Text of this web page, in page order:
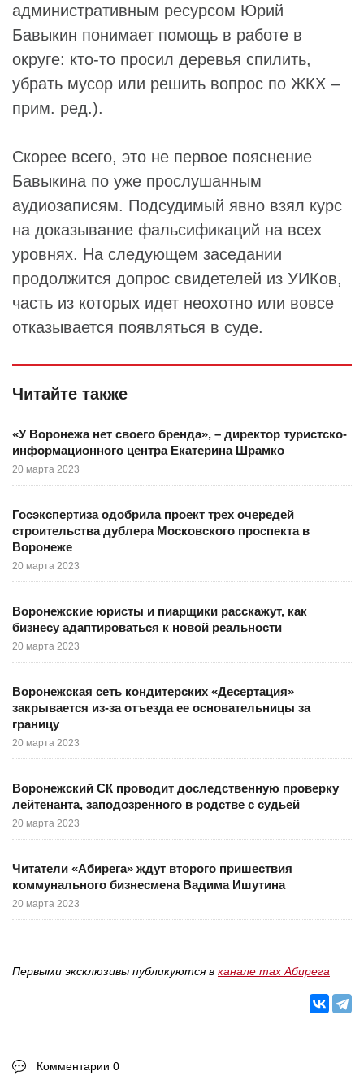
административным ресурсом Юрий
Бавыкин понимает помощь в работе в
округе: кто-то просил деревья спилить,
убрать мусор или решить вопрос по ЖКХ –
прим. ред.).
Скорее всего, это не первое пояснение
Бавыкина по уже прослушанным
аудиозаписям. Подсудимый явно взял курс
на доказывание фальсификаций на всех
уровнях. На следующем заседании
продолжится допрос свидетелей из УИКов,
часть из которых идет неохотно или вовсе
отказывается появляться в суде.
Читайте также
«У Воронежа нет своего бренда», – директор туристско-
информационного центра Екатерина Шрамко
20 марта 2023
Госэкспертиза одобрила проект трех очередей
строительства дублера Московского проспекта в
Воронеже
20 марта 2023
Воронежские юристы и пиарщики расскажут, как
бизнесу адаптироваться к новой реальности
20 марта 2023
Воронежская сеть кондитерских «Десертация»
закрывается из-за отъезда ее основательницы за
границу
20 марта 2023
Воронежский СК проводит доследственную проверку
лейтенанта, заподозренного в родстве с судьей
20 марта 2023
Читатели «Абирега» ждут второго пришествия
коммунального бизнесмена Вадима Ишутина
20 марта 2023
Первыми эксклюзивы публикуются в канале max Абирега
Комментарии 0